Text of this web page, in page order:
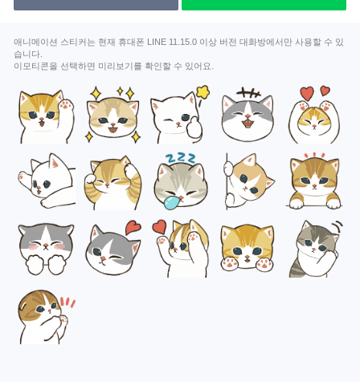
애니메이션 스티커는 현재 휴대폰 LINE 11.15.0 이상 버전 대화방에서만 사용할 수 있
습니다.
이모티콘을 선택하면 미리보기를 확인할 수 있어요.